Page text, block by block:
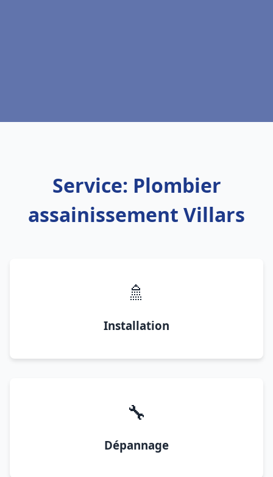
Service: Plombier
assainissement Villars
🚿
Installation
🔧
Dépannage